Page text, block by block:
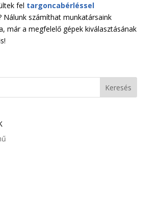
fel targoncabérléssel
Nálunk számíthat munkatársaink
már a megfelelő gépek kiválasztásának